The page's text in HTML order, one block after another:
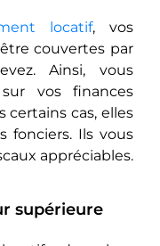
locatif, vos
couvertes par
Ainsi, vous
vos finances
certains cas, elles
fonciers. Ils vous
appréciables.
supérieure